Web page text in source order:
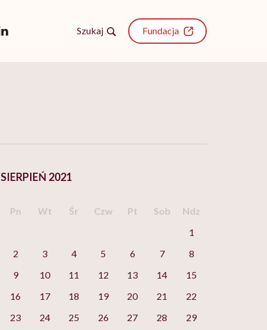
Szukaj Fundacja
SIERPIEŃ 2021
Pn Wt Śr Czw Pt Sob
Ndz
1
2
3 4 5 6 7
8
9
10 11 12 13 14
15
16
17 18 19 20 21
22
23
24 25 26 27 28
29